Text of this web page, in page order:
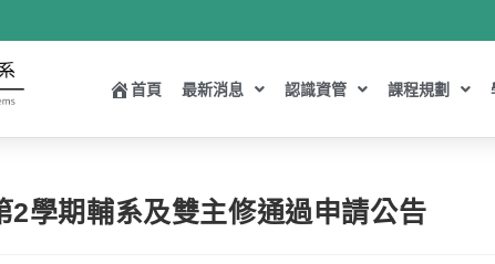
首頁 最新消息 認識資管 課程規劃
2學期輔系及雙主修通過申請公告